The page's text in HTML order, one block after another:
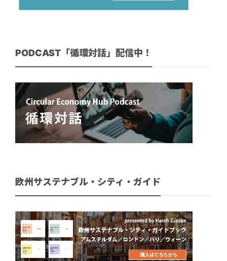
PODCAST「循環対話」配信中！
欧州サステナブル・シティ・ガイド